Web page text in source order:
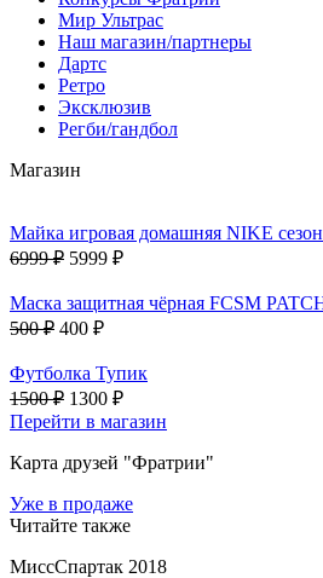
Мир Ультрас
Наш магазин/партнеры
Дартс
Ретро
Эксклюзив
Регби/гандбол
Магазин
Майка игровая домашняя NIKE сезон
6999 ₽ 5999 ₽
Маска защитная чёрная FCSM
500 ₽ 400 ₽
Футболка Тупик
1500 ₽ 1300 ₽
Перейти в магазин
Карта друзей "Фратрии"
Уже в продаже
Читайте также
МиссСпартак 2018